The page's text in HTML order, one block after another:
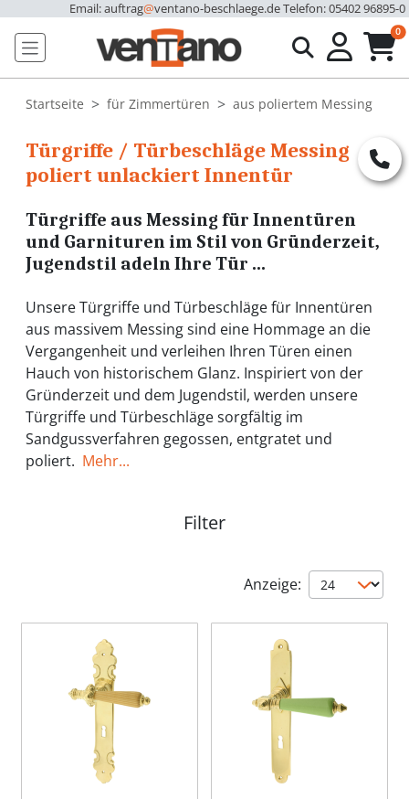
Email: auftrag@ventano-beschlaege.deTelefon: 05402 96895-0
0
Startseite für Zimmertüren aus poliertem Messing
Türgriffe / Türbeschläge Messing
poliert unlackiert Innentür
Türgriffe aus Messing für Innentüren
und Garnituren im Stil von Gründerzeit,
Jugendstil adeln Ihre Tür ...
Unsere Türgriffe und Türbeschläge für Innentüren
aus massivem Messing sind eine Hommage an die
Vergangenheit und verleihen Ihren Türen einen
Hauch von historischem Glanz. Inspiriert von der
Gründerzeit und dem Jugendstil, werden unsere
Türgriffe und Türbeschläge sorgfältig im
Sandgussverfahren gegossen, entgratet und
poliert. Mehr...
Filter
Anzeige: